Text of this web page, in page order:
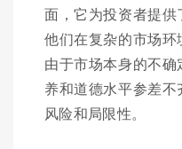
面，它为投资者提
他们在复杂的市场环
由于市场本身的不
养和道德水平参差
风险和局限性。